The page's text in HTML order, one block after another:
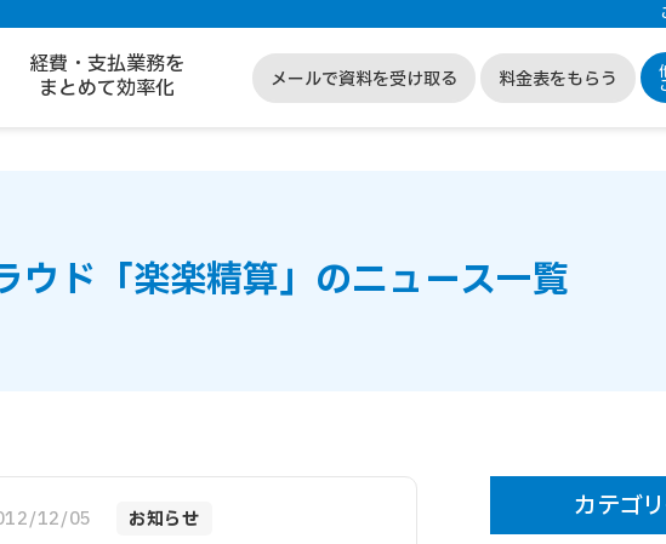
経費・支払業務を
まとめて効率化
メールで資料を受け取る 料金表をもらう
ウド 「楽楽精算」のニュース一覧
12/05 お知らせ カテゴ